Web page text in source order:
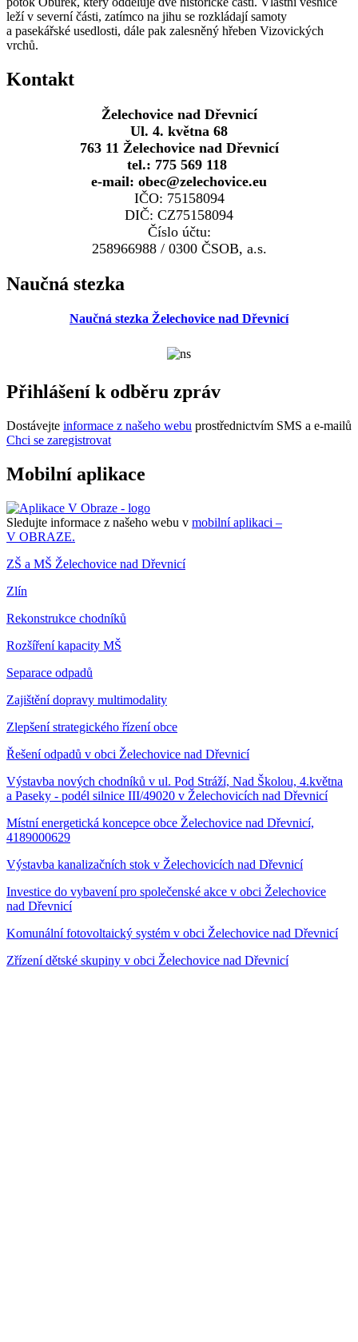
leží v severní části, zatímco na jihu se rozkládají samoty
a pasekářské usedlosti, dále pak zalesněný hřeben Vizovických
vrchů.
Kontakt
Želechovice nad Dřevnicí
Ul. 4. května 68
763 11 Želechovice nad Dřevnicí
tel.: 775 569 118
e-mail: obec@zelechovice.eu
IČO: 75158094
DIČ: CZ75158094
Číslo účtu:
258966988 / 0300 ČSOB, a.s.
Naučná stezka
Naučná stezka Želechovice nad Dřevnicí
Přihlášení k odběru zpráv
Dostávejte informace z našeho webu prostřednictvím SMS a e-mailů
Chci se zaregistrovat
Mobilní aplikace
Sledujte informace z našeho webu v mobilní aplikaci –
V OBRAZE.
ZŠ a MŠ Želechovice nad Dřevnicí
Zlín
Rekonstrukce chodníků
Rozšíření kapacity MŠ
Separace odpadů
Zajištění dopravy multimodality
Zlepšení strategického řízení obce
Řešení odpadů v obci Želechovice nad Dřevnicí
Výstavba nových chodníků v ul. Pod Stráží, Nad Školou, 4.května
a Paseky - podél silnice III/49020 v Želechovicích nad Dřevnicí
Místní energetická koncepce obce Želechovice nad Dřevnicí,
4189000629
Výstavba kanalizačních stok v Želechovicích nad Dřevnicí
Investice do vybavení pro společenské akce v obci Želechovice
nad Dřevnicí
Komunální fotovoltaický systém v obci Želechovice nad Dřevnicí
Zřízení dětské skupiny v obci Želechovice nad Dřevnicí